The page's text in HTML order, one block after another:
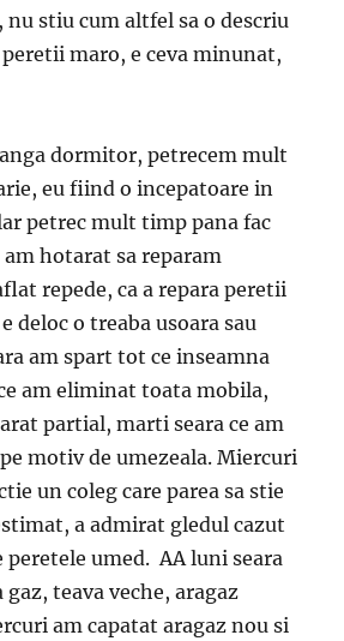
nu stiu cum altfel sa o descriu
maro, e ceva minunat,
dormitor, petrecem mult
eu fiind o incepatoare in
petrec mult timp pana fac
hotarat sa reparam
repede, ca a repara peretii
deloc o treaba usoara sau
am spart tot ce inseamna
am eliminat toata mobila,
partial, marti seara ce am
motiv de umezeala. Miercuri
un coleg care parea sa stie
a admirat gledul cazut
peretele umed. AA luni seara
gaz, teava veche, aragaz
am capatat aragaz nou si